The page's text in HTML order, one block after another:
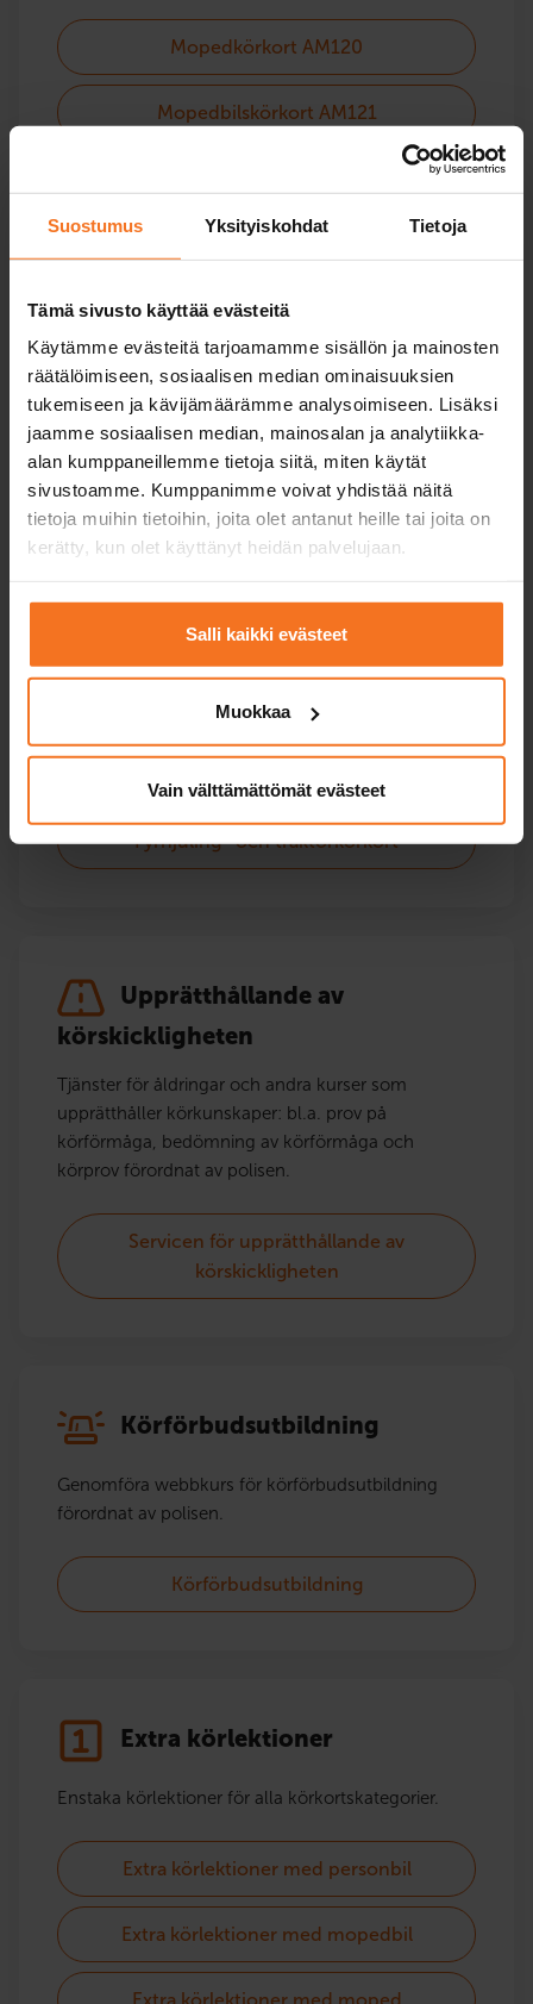
Suostumus Yksityiskohdat Tietoja
Tämä sivusto käyttää evästeitä
Käytämme evästeitä tarjoamamme sisällön ja mainosten
räätälöimiseen, sosiaalisen median ominaisuuksien
tukemiseen ja kävijämäärämme analysoimiseen. Lisäksi
jaamme sosiaalisen median, mainosalan ja analytiikka-
alan kumppaneillemme tietoja siitä, miten käytät
sivustoamme. Kumppanimme voivat yhdistää näitä
tietoja muihin tietoihin, joita olet antanut heille tai joita on
kerätty, kun olet käyttänyt heidän palvelujaan.
Salli kaikki evästeet
Muokkaa
Vain välttämättömät evästeet
Mopedkörkort AM120
Mopedbilskörkort AM121
Motorcykel
Kurser för alla motorcykelkategorier – också
höjningar.
Lätt Motorcykelkörkort A1
Motorcykelkörkort A2
Motorcykelkörkort A
Fyrhjuling och traktor
Fyrhjuling- och traktorkörkort
Upprätthållande av
körskickligheten
Tjänster för åldringar och andra kurser som
upprätthåller körkunskaper: bl.a. prov på
körförmåga, bedömning av körförmåga och
körprov förordnat av polisen.
Servicen för upprätthållande av
körskickligheten
Körförbudsutbildning
Genomföra webbkurs för körförbudsutbildning
förordnat av polisen.
Körförbudsutbildning
Extra körlektioner
Enstaka körlektioner för alla körkortskategorier.
Extra körlektioner med personbil
Extra körlektioner med mopedbil